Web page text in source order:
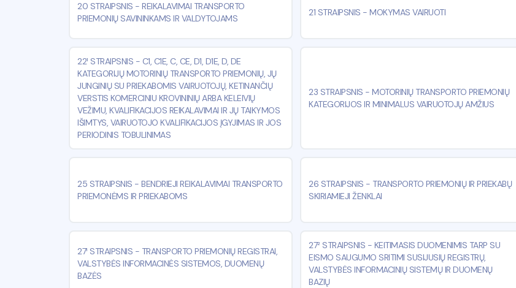
20 STRAIPSNIS - REIKALAVIMAI TRANSPORTO
PRIEMONIŲ SAVININKAMS IR VALDYTOJAMS
21 STRAIPSNIS -MOKYMAS VAIRUOTI
22¹ STRAIPSNIS - C1, C1E, C, CE, D1, D1E, D, DE
KATEGORIJŲ MOTORINIŲ TRANSPORTO PRIEMONIŲ, JŲ
JUNGINIŲ SU PRIEKABOMIS VAIRUOTOJŲ, KETINANČIŲ
VERSTIS KOMERCINIU KROVININIŲ ARBA KELEIVIŲ
VEŽIMU, KVALIFIKACIJOS REIKALAVIMAI IR JŲ TAIKYMOS
IŠIMTYS, VAIRUOTOJO KVALIFIKACIJOS ĮGYJIMAS IR JOS
PERIODINIS TOBULINIMAS
23 STRAIPSNIS -MOTORINIŲ TRANSPORTO PRIEMONIŲ
KATEGORIJOS IR MINIMALUS VAIRUOTOJŲ AMŽIUS
25 STRAIPSNIS - BENDRIEJI REIKALAVIMAI TRANSPORTO
PRIEMONĖMS IR PRIEKABOMS
26 STRAIPSNIS - TRANSPORTO PRIEMONIŲ IR PRIEKABŲ
SKIRIAMIEJI ŽENKLAI
27¹ STRAIPSNIS - TRANSPORTO PRIEMONIŲ REGISTRAI,
VALSTYBĖS INFORMACINĖS SISTEMOS, DUOMENŲ
BAZĖS
27² STRAIPSNIS - KEITIMASIS DUOMENIMIS TARP SU
EISMO SAUGUMO SRITIMI SUSIJUSIŲ REGISTRŲ,
VALSTYBĖS INFORMACINIŲ SISTEMŲ IR DUOMENŲ
BAZIŲ